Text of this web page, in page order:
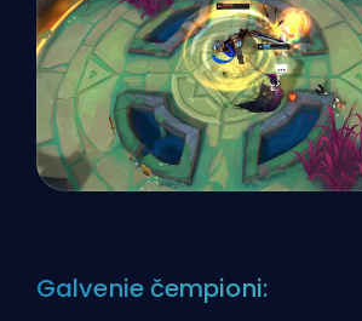
Galvenie čempioni: